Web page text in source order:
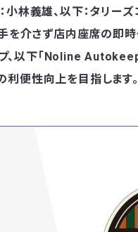
林義雄、以下：タリーズ
を介さず店内座席の即
、以下「Noline Autokeep
便性向上を目指します。